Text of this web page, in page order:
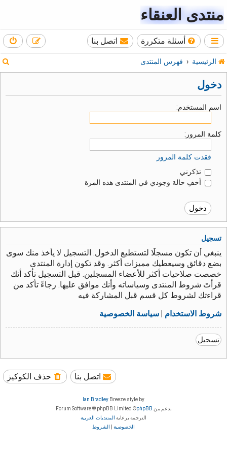
منتدى العنقاء
أسئلة متكررة اتصل بنا
الرئيسية فهرس المنتدى
دخول
اسم المستخدم:
كلمة المرور:
فقدت كلمة المرور
تذكرني
أخفِ حالة وجودي في المنتدى هذه المرة
تسجيل
ينبغي أن تكون مسجلًا لتستطيع الدخول. التسجيل لا يأخذ منك سوى
بضع دقائق وسيعطيك مميزات أكثر. وقد تكون إدارة المنتدى
خصصت صلاحيات أكثر للأعضاء المسجلين. قبل التسجيل تأكد أنك
قرأتَ شروط المنتدى وسياساته وأنك موافق عليها. رجاءً تأكد من
قراءتك لشروط كل قسم قبل المشاركة فيه
شروط الاستخدام سياسة الخصوصية
تسجيل
حذف الكوكيز اتصل بنا
Breeze style by
Ian Bradley
بدعم من phpBB
® Forum Software © phpBB Limited
الترجمة برعاية المنتديات العربية
الخصوصية
الشروط